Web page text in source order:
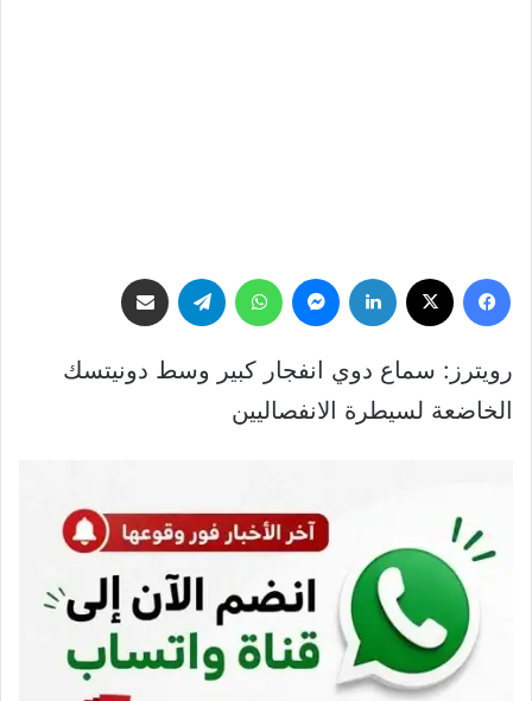
فيسبوك لينكدإن ماسنجر واتساب تيلقرام
رويترز: سماع دوي انفجار كبير وسط دونيتسك
الخاضعة لسيطرة الانفصاليين